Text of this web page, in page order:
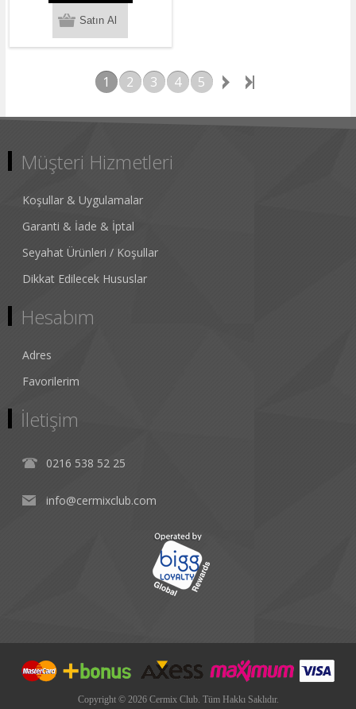
1 2 3 4 5
Müşteri Hizmetleri
Koşullar & Uygulamalar
Garanti & İade & İptal
Seyahat Ürünleri / Koşullar
Dikkat Edilecek Hususlar
Hesabım
Adres
Favorilerim
İletişim
0216 538 52 25
info@cermixclub.com
Copyright © 2026 Cermix Club. Tüm Hakkı Saklıdır.